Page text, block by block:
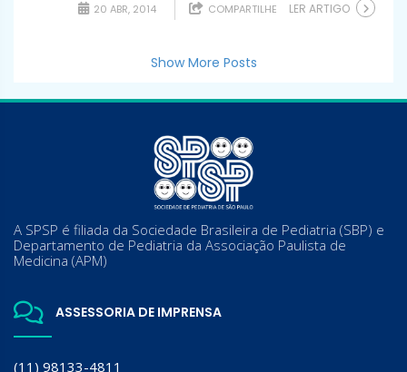
20 ABR, 2014 COMPARTILHE LER ARTIGO
Show More Posts
A SPSP é filiada da Sociedade Brasileira de Pediatria (SBP) e
Departamento de Pediatria da Associação Paulista de
Medicina (APM)
ASSESSORIA DE IMPRENSA
(11) 98133-4811